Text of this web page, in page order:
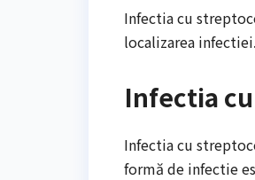
Infectia cu
localizarea infectiei.
Infectia
Infectia cu
formă de infectie